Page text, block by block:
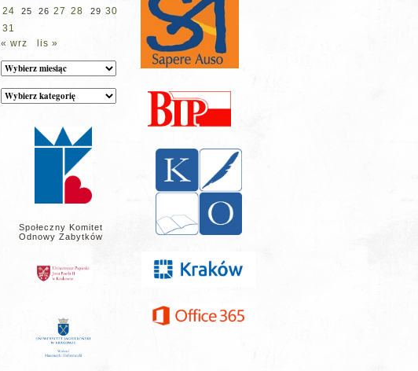
24
25 26 27 28 29 30
31
« wrz
lis »
Archiwum
Kategorie
wpisów
Społeczny Komitet
Odnowy Zabytków